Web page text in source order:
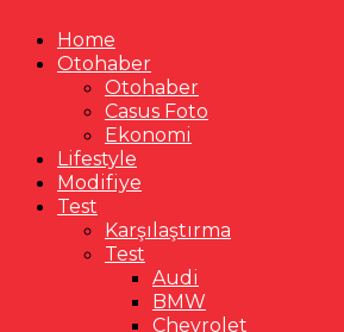
Home
Otohaber
Otohaber
Casus Foto
Ekonomi
Lifestyle
Modifiye
Test
Karşılaştırma
Test
Audi
BMW
Chevrolet